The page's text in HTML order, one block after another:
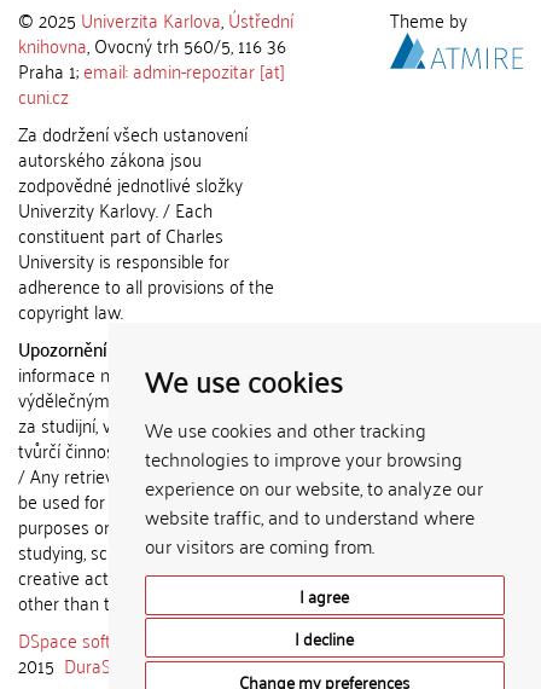
We use cookies
We use cookies and other tracking
technologies to improve your browsing
experience on our website, to analyze our
website traffic, and to understand where
our visitors are coming from.
I agree
I decline
Change my preferences
© 2025 Univerzita Karlova,Ústřední
knihovna, Ovocný trh 560/5, 116 36
Praha 1;email: admin-repozitar [at]
cuni.cz
Za dodržení všech ustanovení
autorského zákona jsou
zodpovědné jednotlivé složky
Univerzity Karlovy. / Each
constituent part of Charles
University is responsible for
adherence to all provisions of the
copyright law.
Upozornění / Notice:
informace nemohou být použity k
výdělečným účelům nebo vydávány
za studijní, vědeckou nebo jinou
tvůrčí činnost jiné osoby než autora.
/ Any retrieved information shall not
be used for any commercial
purposes or claimed as results of
studying, scientific or any other
creative activities of any person
other than the author.
DSpace software
2015 DuraSpace
Theme by